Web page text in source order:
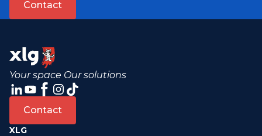
Contact
Your space Our solutions
Contact
XLG